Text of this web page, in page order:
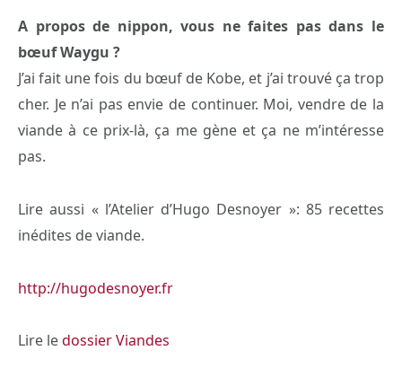
A propos de nippon, vous ne faites pas dans le
bœuf Waygu ?
J’ai fait une fois du bœuf de Kobe, et j’ai trouvé ça trop
cher. Je n’ai pas envie de continuer. Moi, vendre de la
viande à ce prix-là, ça me gène et ça ne m’intéresse
pas.
Lire aussi « l’Atelier d’Hugo Desnoyer »: 85 recettes
inédites de viande.
http://hugodesnoyer.fr
Lire ledossier Viandes